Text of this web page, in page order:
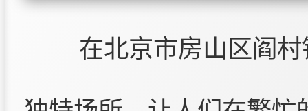
在北京市房山区阎